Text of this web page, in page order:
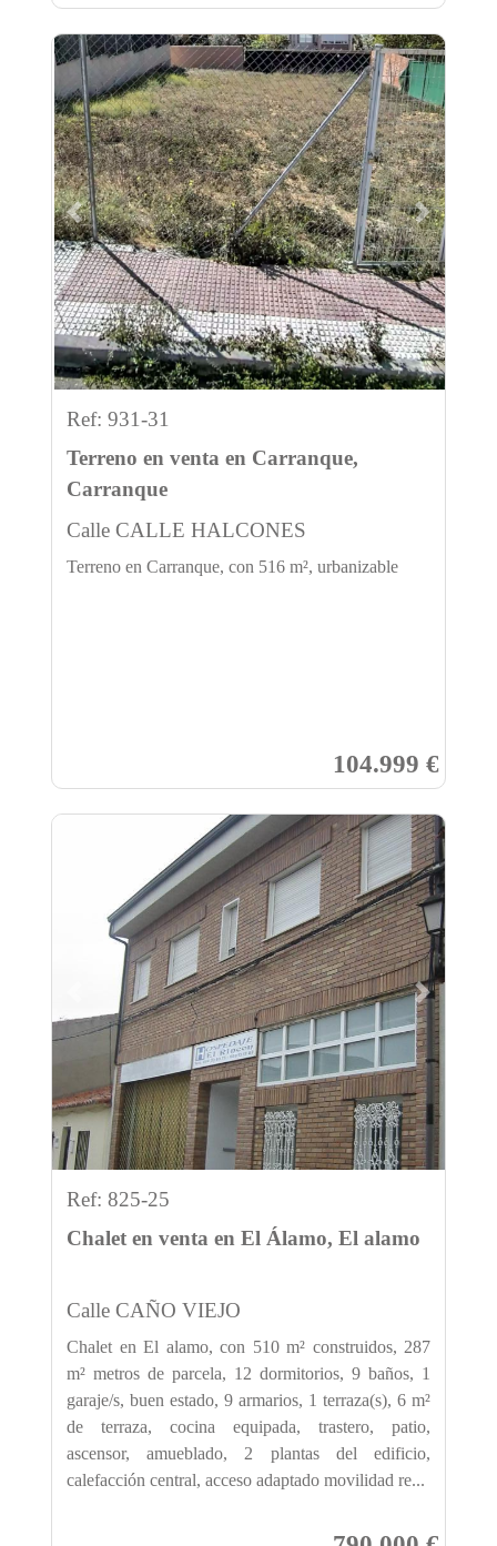
Previous Next
Ref: 931-31
Terreno en venta en Carranque,
Carranque
Calle CALLE HALCONES
Terreno en Carranque, con 516 m², urbanizable
104.999 €
Previous Next
Ref: 825-25
Chalet en venta en El Álamo, El alamo
Calle CAÑO VIEJO
Chalet en El alamo, con 510 m² construidos, 287
m² metros de parcela, 12 dormitorios, 9 baños, 1
garaje/s, buen estado, 9 armarios, 1 terraza(s), 6 m²
de terraza, cocina equipada, trastero, patio,
ascensor, amueblado, 2 plantas del edificio,
calefacción central, acceso adaptado movilidad re...